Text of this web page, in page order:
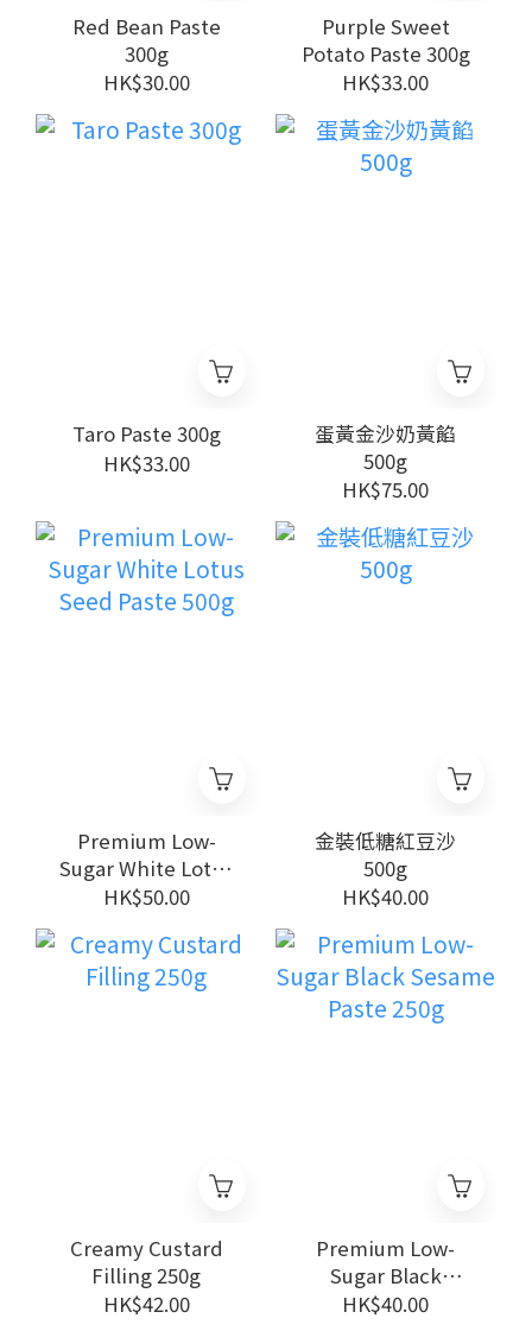
Red Bean Paste
300g
HK$30.00
Purple Sweet
Potato Paste 300g
HK$33.00
Taro Paste 300g
HK$33.00
蛋黃金沙奶黃餡
500g
HK$75.00
Premium Low-
Sugar White Lotus
Seed Paste 500g
HK$50.00
金裝低糖紅豆沙
500g
HK$40.00
Creamy Custard
Filling 250g
HK$42.00
Premium Low-
Sugar Black
Sesame Paste 250g
HK$40.00